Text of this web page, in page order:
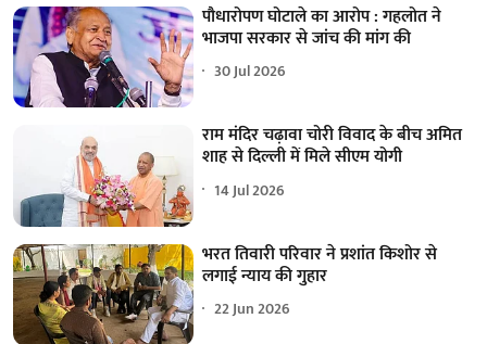
पौधारोपण घोटाले का आरोप : गहलोत ने
भाजपा सरकार से जांच की मांग की
30 Jul 2026
राम मंदिर चढ़ावा चोरी विवाद के बीच अमित
शाह से दिल्ली में मिले सीएम योगी
14 Jul 2026
भरत तिवारी परिवार ने प्रशांत किशोर से
लगाई न्याय की गुहार
22 Jun 2026